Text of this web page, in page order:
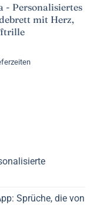
- Personalisiertes
mit Herz,
Sprüche, die von